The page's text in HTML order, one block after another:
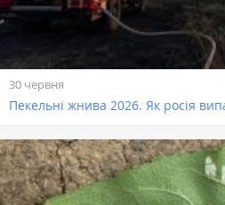
30 червня
Пекельні жнива 2026. Як росія